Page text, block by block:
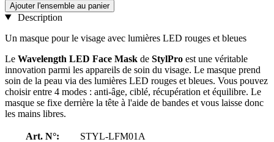
Ajouter l'ensemble au panier
Description
Un masque pour le visage avec lumières LED rouges et bleues
Le Wavelength LED Face Mask de StylPro est une véritable
innovation parmi les appareils de soin du visage. Le masque prend
soin de la peau via des lumières LED rouges et bleues. Vous pouvez
choisir entre 4 modes : anti-âge, ciblé, récupération et équilibre. Le
masque se fixe derrière la tête à l'aide de bandes et vous laisse donc
les mains libres.
Art. N°:
STYL-LFM01A